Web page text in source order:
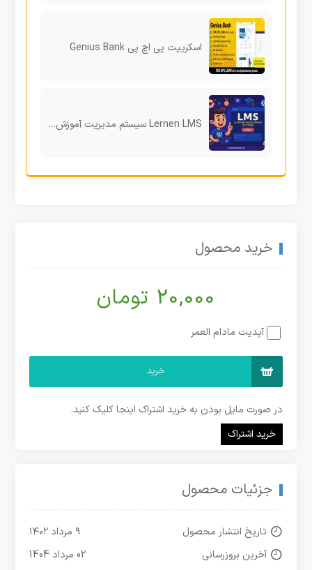
اسکریپت پی اچ پی Genius Bank
Lernen LMS سیستم مدیریت آموزش مدرن برای ساخت پلتفرم حرفه‌ای بین مدرس و دانش‌آموز
خرید محصول
20,000 تومان
آپدیت مادام العمر
خرید
در صورت مایل بودن به خرید اشتراک اینجا کلیک کنید.
خرید اشتراک
جزئیات محصول
تاریخ انتشار محصول
۹ مرداد ۱۴۰۲
آخرین بروزرسانی
02 مرداد 1404